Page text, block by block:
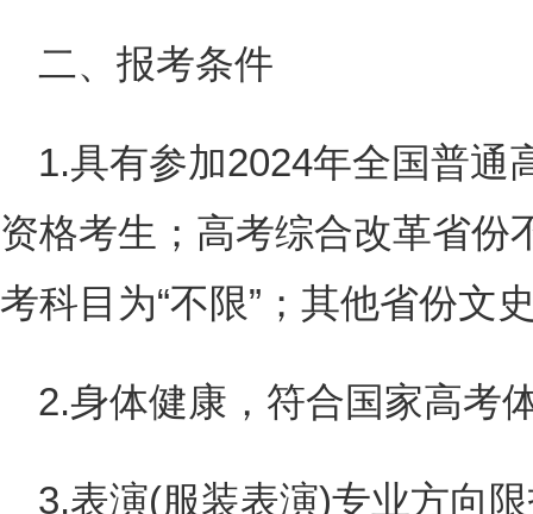
二、报考条件
1.具有参加2024年全国普通
资格考生；高考综合改革省份
考科目为“不限”；其他省份文
2.身体健康，符合国家高考
3.表演(服装表演)专业方向